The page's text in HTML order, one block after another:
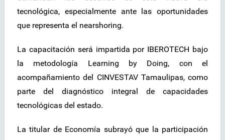
tecnológica, especialmente ante las oportunidades
que representa el nearshoring.
La capacitación será impartida por IBEROTECH bajo
la metodología Learning by Doing, con el
acompañamiento del CINVESTAV Tamaulipas, como
parte del diagnóstico integral de capacidades
tecnológicas del estado.
La titular de Economía subrayó que la participación